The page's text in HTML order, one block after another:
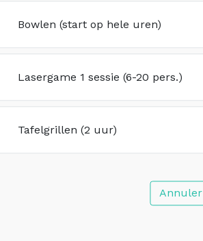
Bowlen (start op hele uren)
Lasergame 1 sessie (6-20 pers.)
Tafelgrillen (2 uur)
Annuler